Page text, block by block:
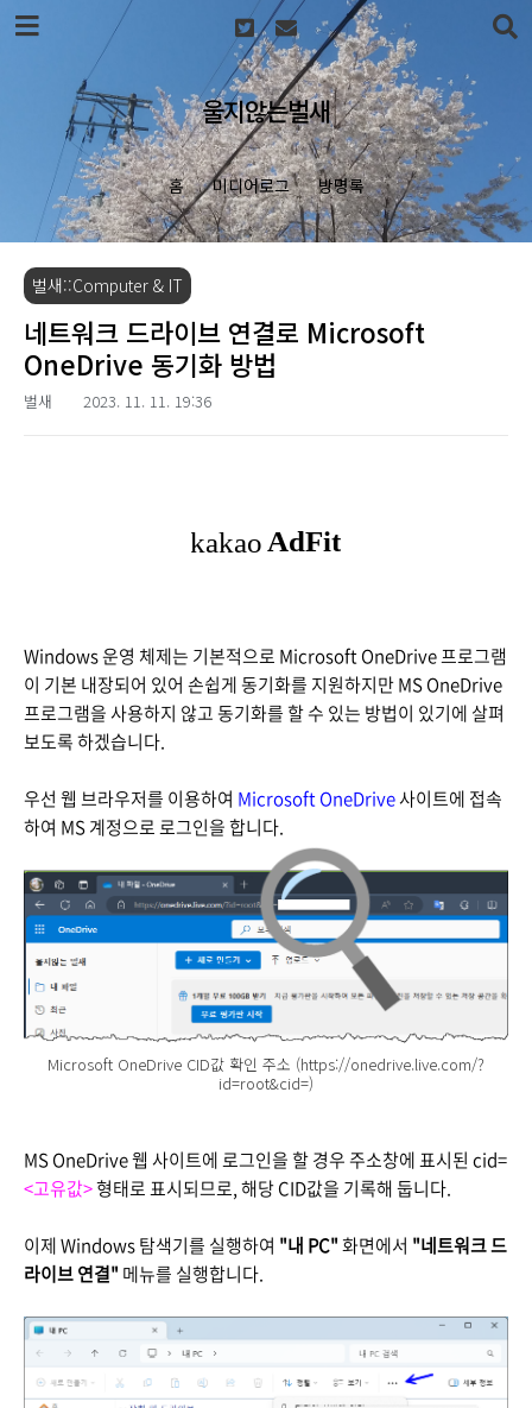
본문 바로가기
울지않는벌새
홈 미디어로그 방명록
벌새::Computer & IT
네트워크 드라이브 연결로 Microsoft
OneDrive 동기화 방법
벌새 2023. 11. 11. 19:36
Windows 운영 체제는 기본적으로 Microsoft OneDrive 프로그램
이 기본 내장되어 있어 손쉽게 동기화를 지원하지만 MS OneDrive
프로그램을 사용하지 않고 동기화를 할 수 있는 방법이 있기에 살펴
보도록 하겠습니다.
우선 웹 브라우저를 이용하여 Microsoft OneDrive사이트에 접속
하여 MS 계정으로 로그인을 합니다.
Microsoft OneDrive CID값 확인 주소 (https://onedrive.live.com/?
id=root&cid=)
MS OneDrive 웹 사이트에 로그인을 할 경우 주소창에 표시된 cid=
<고유값>형태로 표시되므로, 해당 CID값을 기록해 둡니다.
이제 Windows 탐색기를 실행하여 "내 PC"화면에서 "네트워크 드
라이브 연결" 메뉴를 실행합니다.